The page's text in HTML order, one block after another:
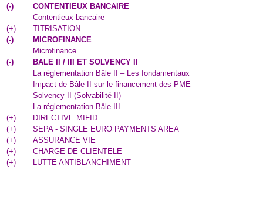
(-)
CONTENTIEUX BANCAIRE
Contentieux bancaire
(+)
TITRISATION
(-)
MICROFINANCE
Microfinance
(-)
BALE II / III ET SOLVENCY II
La réglementation Bâle II – Les fondamentaux
Impact de Bâle II sur le financement des PME
Solvency II (Solvabilité II)
La réglementation Bâle III
(+)
DIRECTIVE MIFID
(+)
SEPA - SINGLE EURO PAYMENTS AREA
(+)
ASSURANCE VIE
(+)
CHARGE DE CLIENTELE
(+) LUTTE ANTIBLANCHIMENT